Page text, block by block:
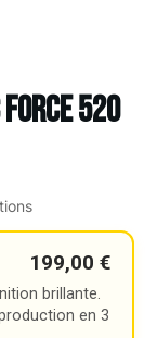
520
199,00 €
brillante.
en 3